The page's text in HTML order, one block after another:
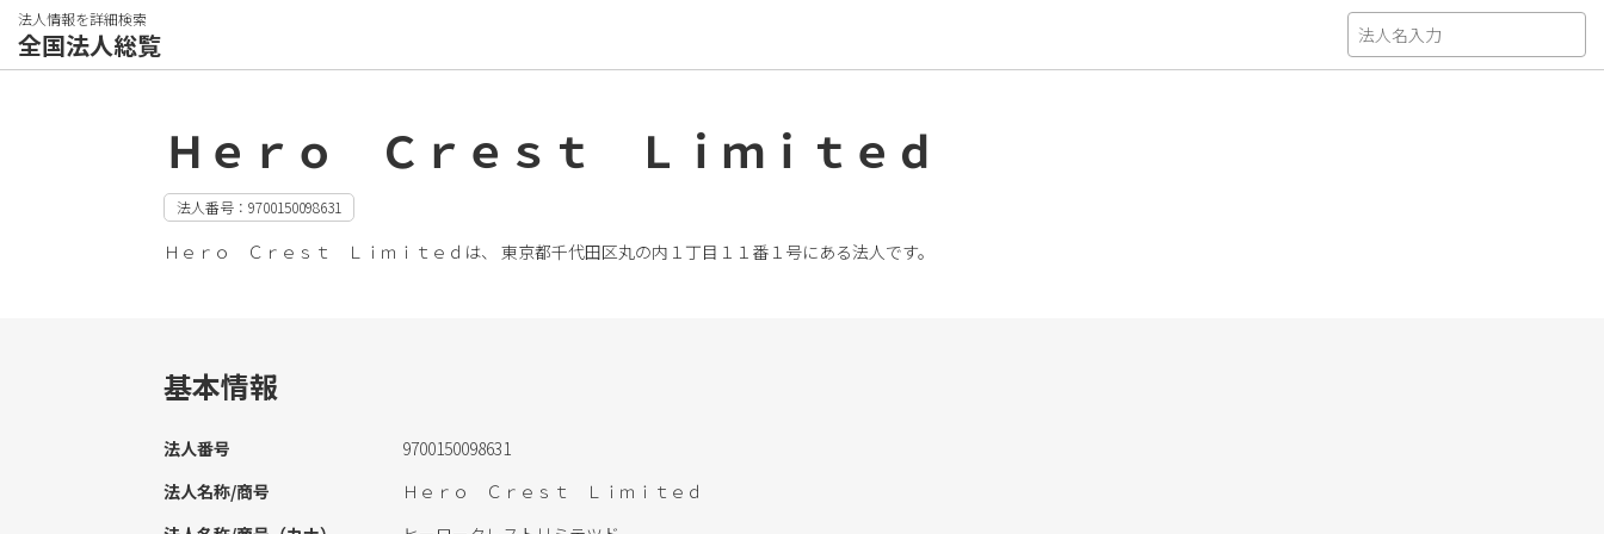
法人情報を詳細検索
全国法人総覧
Ｈｅｒｏ Ｃｒｅｓｔ Ｌｉｍｉｔｅｄ
法人番号：9700150098631
Ｈｅｒｏ Ｃｒｅｓｔ Ｌｉｍｉｔｅｄは、 東京都千代田区丸の内１丁目１１番１号にある法人です。
基本情報
法人番号
9700150098631
法人名称/商号
Ｈｅｒｏ Ｃｒｅｓｔ Ｌｉｍｉｔｅｄ